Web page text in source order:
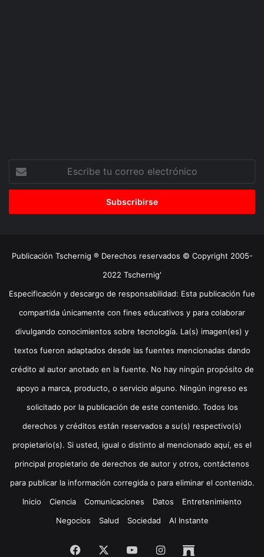
correo
Publicación Tschernig ® Derechos reservados © Copyright 2005-
2022 Tschernig'
Especificación y descargo de responsabilidad: Esta publicación fue
compartida únicamente con fines educativos y para colaborar
divulgando conocimientos sobre tecnología. La(s) imagen(es) y
textos fueron adaptados desde las fuentes mencionadas dando
crédito al autor anotado en la fuente. No hay ningún propósito de
apoyo a marca, producto, o servicio alguno. Ningún ingreso es
solicitado por la publicación de este contenido. Todos los
derechos y créditos están reservados a su(s) respectivo(s)
propietario(s). Si usted, igual o distinto al mencionado aquí, es el
principal propietario de derechos de autor y otros, contáctenos
para publicar la información corregida o para eliminar el contenido.
Inicio
Ciencia Comunicaciones Datos
Entretenimiento
Negocios
Salud Sociedad Al Instante
Facebook YouTubeInstagramArchive